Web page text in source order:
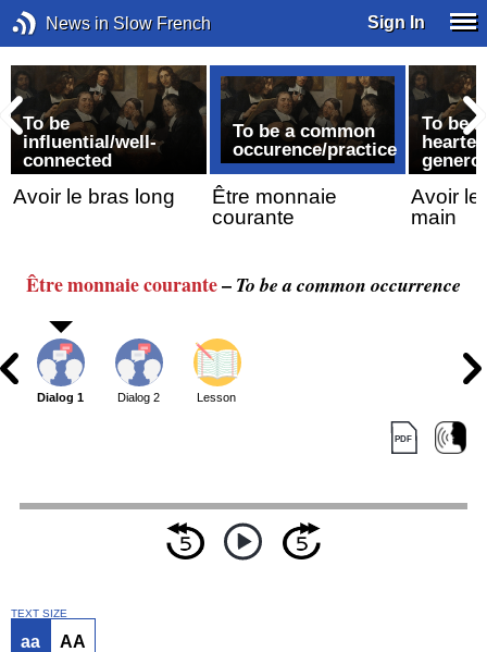
News in Slow French Sign In
To be
influential/well-
connected
Avoir le bras long
To be a common
occurence/practice
Être monnaie
courante
To be
Avoir le
main
Être monnaie courante– To be a common occurrence
Dialog 1 Dialog 2 Lesson
TEXT SIZE
aa AA